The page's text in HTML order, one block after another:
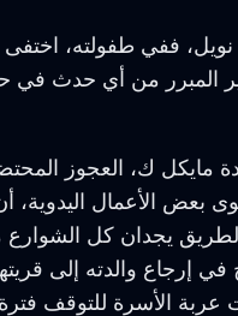
ففي طفولته، اختفى
المبرر من أي حدث في
مايكل ك، العجوز
بعض الأعمال اليدوية،
الطريق يجدان كل
والدته إلى
الأسرة للتوقف